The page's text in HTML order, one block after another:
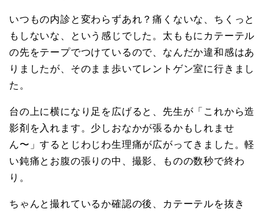
いつもの内診と変わらずあれ？痛くないな、ちくっと
もしないな、という感じでした。太ももにカテーテル
の先をテープでつけているので、なんだか違和感はあ
りましたが、そのまま歩いてレントゲン室に行きまし
た。
台の上に横になり足を広げると、先生が「これから造
影剤を入れます。少しおなかが張るかもしれませ
ん〜」するとじわじわ生理痛が広がってきました。軽
い鈍痛とお腹の張りの中、撮影、ものの数秒で終わ
り。
ちゃんと撮れているか確認の後、カテーテルを抜き